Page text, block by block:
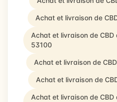
Achat et livraison de
Achat et livraison de
53100
Achat et livraison de
Achat et livraison de
Achat et livraison de CBD